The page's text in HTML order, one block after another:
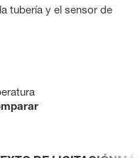
tubería y el sensor de